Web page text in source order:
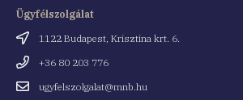
Ügyfélszolgálat
Cím
1122 Budapest, Krisztina krt. 6.
Telefonszám
+36 80 203 776
Emailugyfelszolgalat@mnb.hu